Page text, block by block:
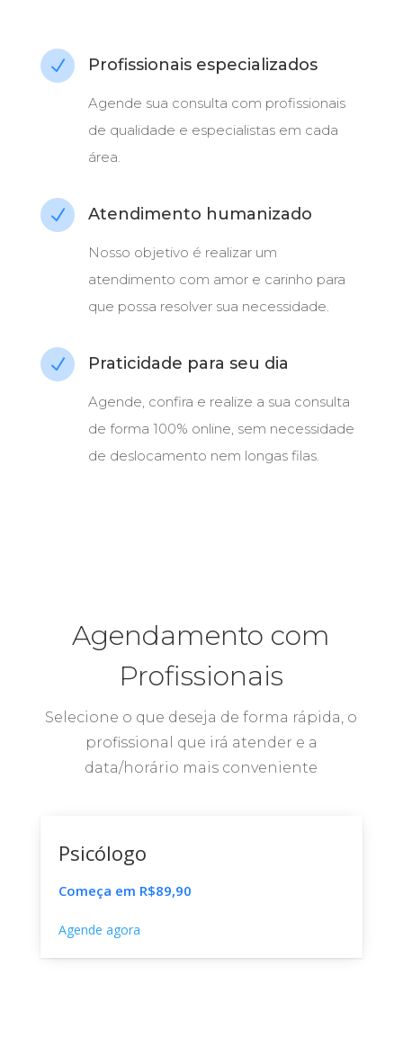
N Profissionais especializados
Agende sua consulta com profissionais
de qualidade e especialistas em cada
área.
N Atendimento humanizado
Nosso objetivo é realizar um
atendimento com amor e carinho para
que possa resolver sua necessidade.
N Praticidade para seu dia
Agende, confira e realize a sua consulta
de forma 100% online, sem necessidade
de deslocamento nem longas filas.
Agendamento com
Profissionais
Selecione o que deseja de forma rápida, o
profissional que irá atender e a
data/horário mais conveniente
Psicólogo
Começa em R$89,90
Agende agora